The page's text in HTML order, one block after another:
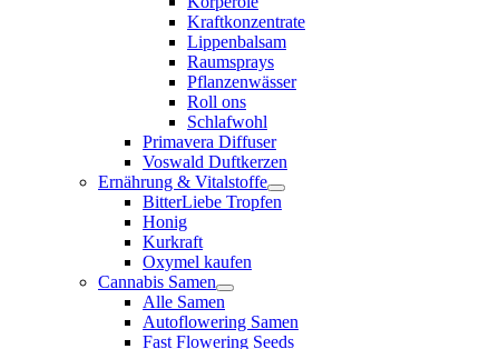
Kraftkonzentrate
Lippenbalsam
Raumsprays
Pflanzenwässer
Roll ons
Schlafwohl
Primavera Diffuser
Voswald Duftkerzen
Ernährung & Vitalstoffe
BitterLiebe Tropfen
Honig
Kurkraft
Oxymel kaufen
Cannabis Samen
Alle Samen
Autoflowering Samen
Fast Flowering Seeds